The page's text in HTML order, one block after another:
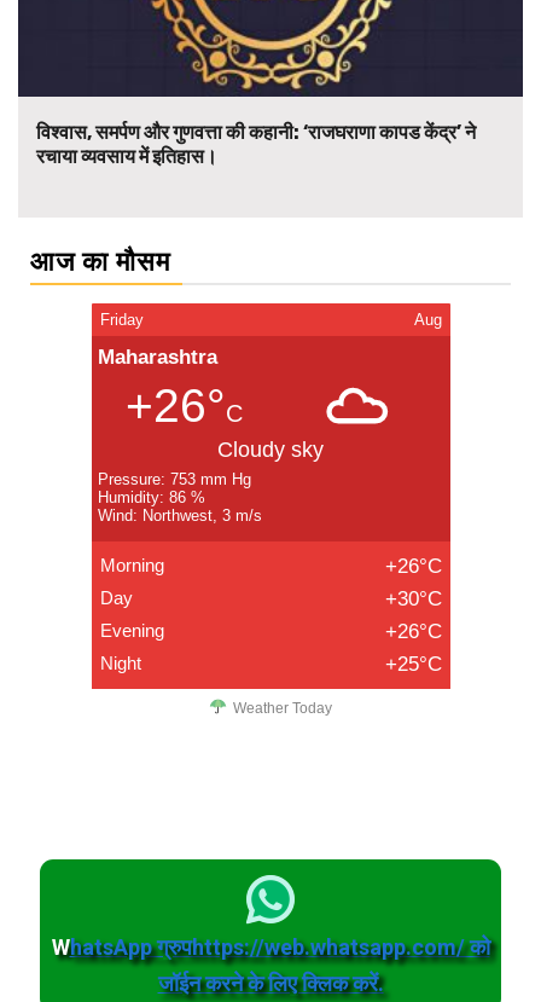
विश्वास, समर्पण और गुणवत्ता की कहानी: ‘राजघराणा कापड केंद्र’ ने
रचाया व्यवसाय में इतिहास।
आज का मौसम
Friday Aug
Maharashtra
+26°C
Cloudy sky
Pressure: 753 mm Hg
Humidity: 86 %
Wind: Northwest, 3 m/s
Morning +26°C
Day +30°C
Evening +26°C
Night +25°C
Weather Today
WhatsApp ग्रुपhttps://web.whatsapp.com/ को
जॉईन करने के लिए क्लिक करें.